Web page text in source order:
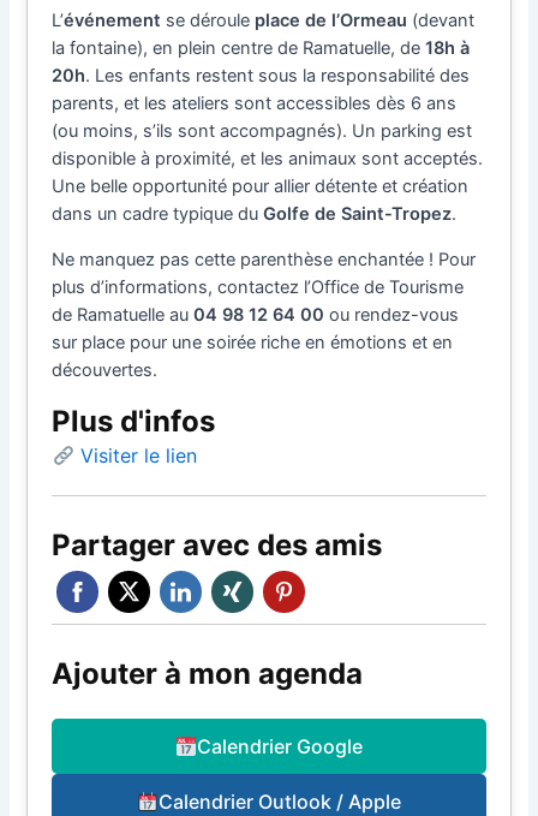
L’événement se déroule place de l’Ormeau (devant
la fontaine), en plein centre de Ramatuelle, de18h à
20h. Les enfants restent sous la responsabilité des
parents, et les ateliers sont accessibles dès 6 ans
(ou moins, s’ils sont accompagnés). Un parking est
disponible à proximité, et les animaux sont acceptés.
Une belle opportunité pour allier détente et création
dans un cadre typique duGolfe de Saint-Tropez.
Ne manquez pas cette parenthèse enchantée ! Pour
plus d’informations, contactez l’Office de Tourisme
de Ramatuelle au04 98 12 64 00 ou rendez-vous
sur place pour une soirée riche en émotions et en
découvertes.
Plus d'infos
Visiter le lien
Partager avec des amis
Ajouter à mon agenda
Calendrier Google
Calendrier Outlook / Apple